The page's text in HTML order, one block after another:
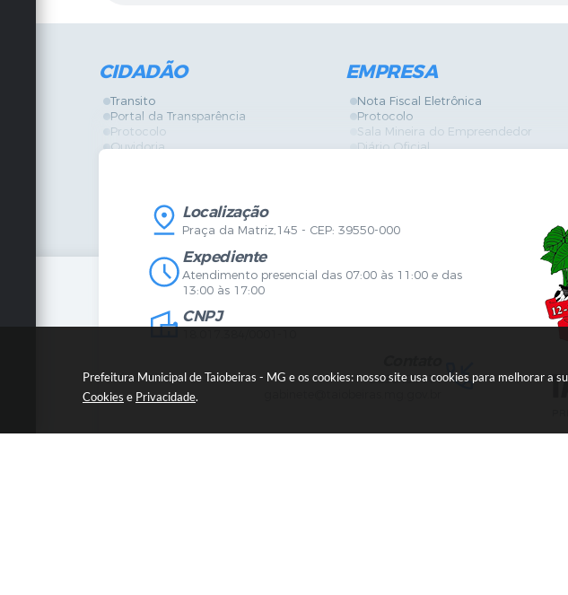
Prefeitura Municipal de Taiobeiras - MG e os cookies: nosso site usa cookies para melhorar a
Cookies e Privacidade.
CIDADÃO
Transito
Portal da Transparência
Protocolo
Ouvidoria
Legislação
Diário Oficial
Mapa do Site
Certidões
Agenda de Eventos
Concursos
Carta de Serviços
Telefones Úteis
Contato
EMPRESA
Nota Fiscal Eletrônica
Protocolo
Sala Mineira do Empreendedor
Diário Oficial
Serviços Online
Vigilância Sanitária
Localização
Praça da Matriz,145 - CEP: 39550-000
Expediente
Atendimento presencial das 07:00 às 11:00 e das
13:00 às 17:00
CNPJ
3838451414